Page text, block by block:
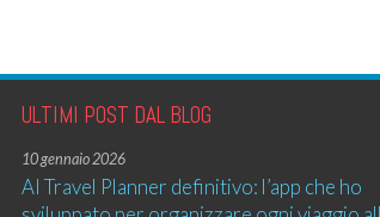
ULTIMI POST DAL BLOG
10 gennaio 2026
AI Travel Planner definitivo: l’app che ho